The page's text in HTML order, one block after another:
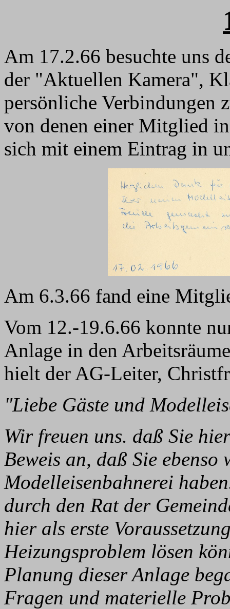
Am 17.2.66 besuchte uns
der "Aktuellen Kamera",
persönliche Verbindungen
von denen einer Mitglied
sich mit einem Eintrag in
Am 6.3.66 fand eine
Vom 12.-19.6.66 konnte
Anlage in den
hielt der AG-Leiter,
"Liebe Gäste und
Wir freuen uns. daß Sie
Beweis an, daß Sie
Modelleisenbahnerei
durch den Rat der
hier als erste
Heizungsproblem lösen
Planung dieser Anlage
Fragen und materielle